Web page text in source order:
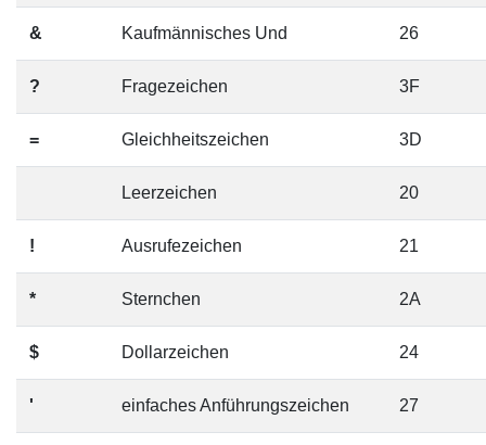
& Kaufmännisches Und 26
? Fragezeichen 3F
= Gleichheitszeichen 3D
Leerzeichen 20
! Ausrufezeichen 21
* Sternchen 2A
$ Dollarzeichen 24
' einfaches Anführungszeichen 27